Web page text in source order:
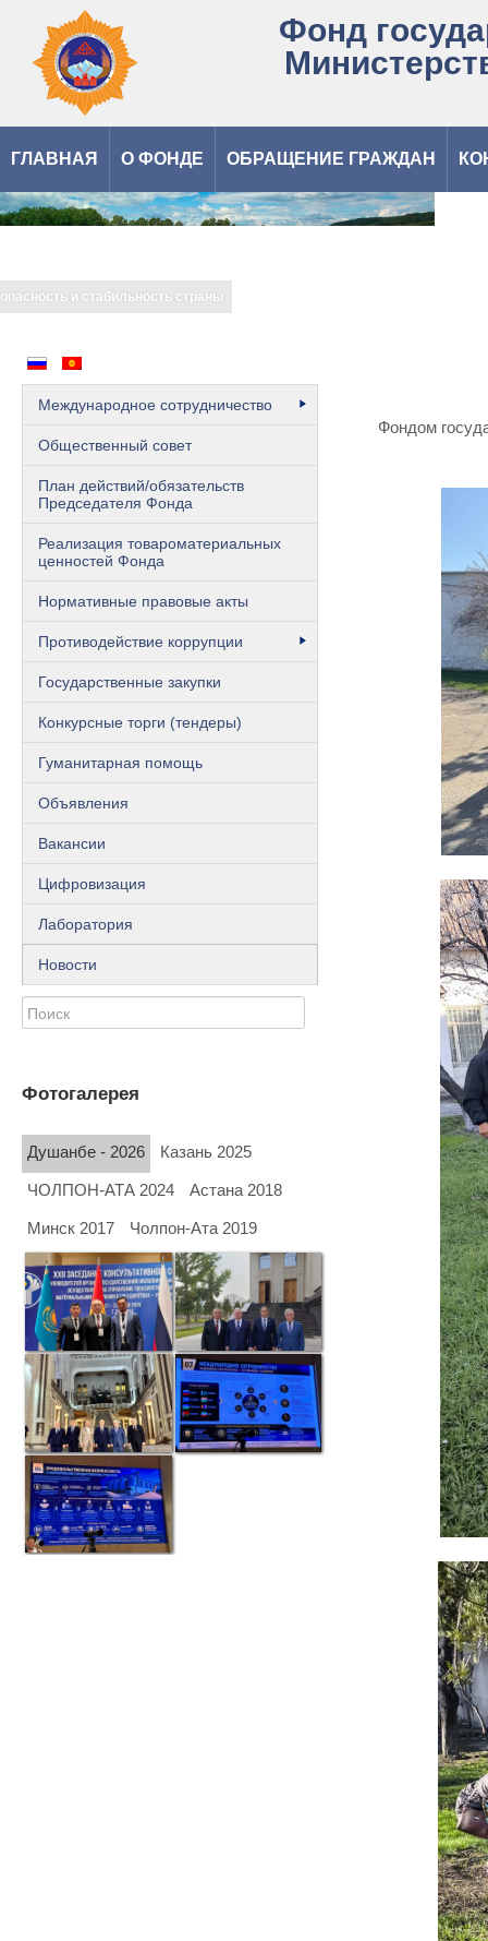
Фонд
ГЛАВНАЯ О ФОНДЕ ОБРАЩЕНИЕ ГРАЖДАН
Государственный резерв – это продовольственная безопасность и
Международное сотрудничество
Общественный cовет
План действий/обязательств
Председателя Фонда
Реализация товароматериальных
ценностей Фонда
Нормативные правовые акты
Противодействие коррупции
Государственные закупки
Конкурсные торги (тендеры)
Гуманитарная помощь
Объявления
Вакансии
Цифровизация
Лаборатория
Новости
Фотогалерея
Душанбе - 2026 Казань 2025
ЧОЛПОН-АТА 2024 Астана 2018
Минск 2017 Чолпон-Ата 2019
Фондом